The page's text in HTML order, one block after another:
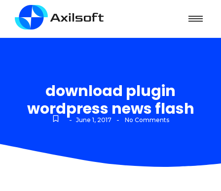
download plugin
wordpress news flash
- June 1, 2017 - No Comments